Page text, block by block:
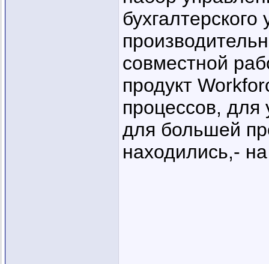
совместной
продукт
процессов,
для большей
находились,-